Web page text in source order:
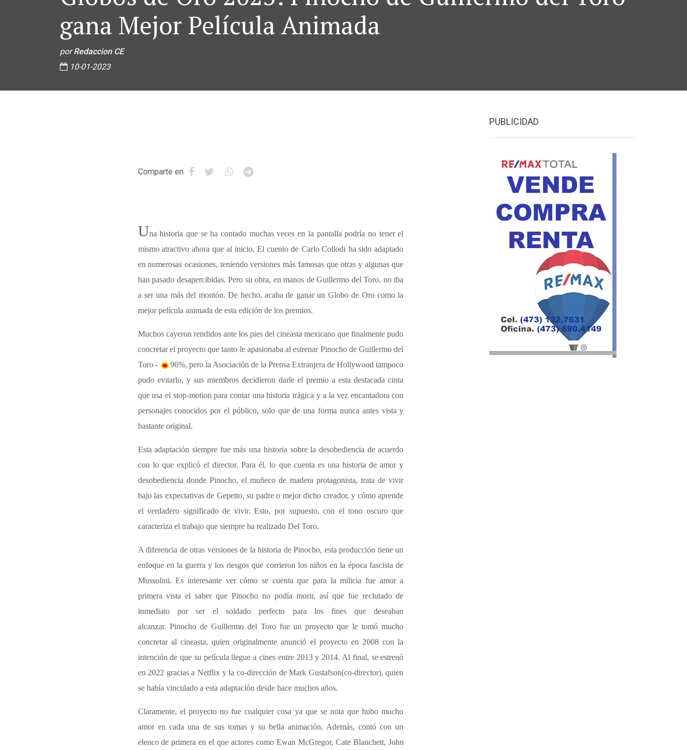
gana Mejor Película Animada
porRedaccion CE
10-01-2023
Comparte en
Una historia que se ha contado muchas veces en la pantalla podría no tener el
mismo atractivo ahora que al inicio. El cuento de Carlo Collodi ha sido adaptado
en numerosas ocasiones, teniendo versiones más famosas que otras y algunas que
han pasado desapercibidas. Pero su obra, en manos deGuillermo del Toro, no iba
a ser una más del montón. De hecho, acaba de ganar un Globo de Oro como la
mejor película animada de esta edición de los premios.
Muchos cayeron rendidos ante los pies del cineasta mexicano que finalmente pudo
concretar el proyecto que tanto le apasionaba al estrenar Pinocho de Guillermo del
Toro -
96%, pero la Asociación de la Prensa Extranjera de Hollywood tampoco
pudo evitarlo, y sus miembros decidieron darle el premio a esta destacada cinta
que usa el stop-motion para contar una historia trágica y a la vez encantadora con
personajes conocidos por el público, solo que de una forma nunca antes vista y
bastante original.
Esta adaptación siempre fue más una historia sobre la desobediencia de acuerdo
con lo que explicó el director. Para él, lo que cuenta es una historia de amor y
desobediencia donde Pinocho, el muñeco de madera protagonista, trata de vivir
bajo las expectativas de Gepetto, su padre o mejor dicho creador, y cómo aprende
el verdadero significado de vivir. Esto, por supuesto, con el tono oscuro que
caracteriza el trabajo que siempre ha realizado Del Toro.
A diferencia de otras versiones de la historia de Pinocho, esta producción tiene un
enfoque en la guerra y los riesgos que corrieron los niños en la época fascista de
Mussolini. Es interesante ver cómo se cuenta que para la milicia fue amor a
primera vista el saber que Pinocho no podía morir, así que fue reclutado de
inmediato por ser el soldado perfecto para los fines que deseaban
alcanzar. Pinocho de Guillermo del Torofue un proyecto que le tomó mucho
concretar al cineasta, quien originalmente anunció el proyecto en 2008 con la
intención de que su película llegue a cines entre 2013 y 2014. Al final, se estrenó
en 2022 gracias a Netflix y la co-dirección deMark Gustafson(co-director), quien
se había vinculado a esta adaptación desde hace muchos años.
Claramente, el proyecto no fue cualquier cosa ya que se nota que hubo mucho
amor en cada una de sus tomas y su bella animación. Además, contó con un
elenco de primera en el que actores como Ewan McGregor, Cate Blanchett, John
PUBLICIDAD